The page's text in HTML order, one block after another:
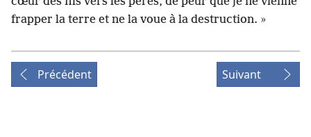
frapper la terre et ne la voue à la destruction. »
Précédent Suivant